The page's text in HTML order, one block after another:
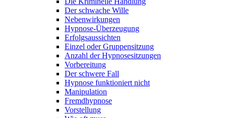
Der schwache Wille
Nebenwirkungen
Hypnose-Überzeugung
Erfolgsaussichten
Einzel oder Gruppensitzung
Anzahl der Hypnosesitzungen
Vorbereitung
Der schwere Fall
Hypnose funktioniert nicht
Manipulation
Fremdhypnose
Vorstellung